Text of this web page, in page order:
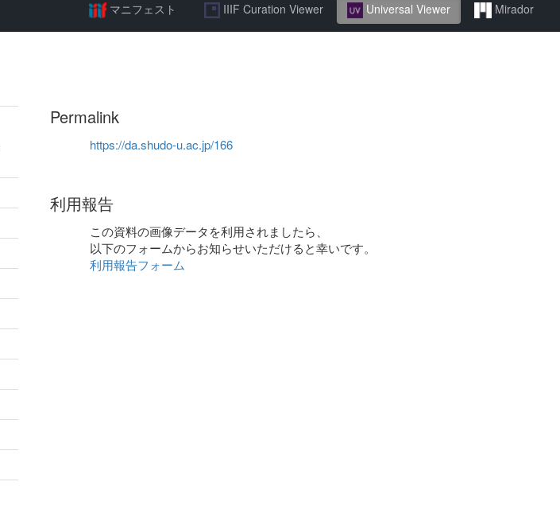
マニフェスト IIIF Curation Viewer Universal Viewer Mirador
Permalink
https://da.shudo-u.ac.jp/166
利用報告
この資料の画像データを利用されましたら、
以下のフォームからお知らせいただけると幸いです。
利用報告フォーム